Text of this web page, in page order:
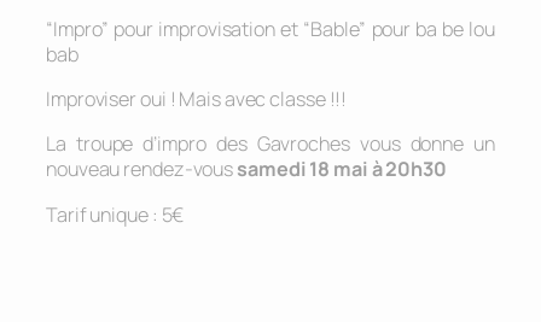
“Impro” pour improvisation et “Bable” pour ba be lou
bab
Improviser oui ! Mais avec classe !!!
La troupe d’impro des Gavroches vous donne un
nouveau rendez-voussamedi 18 mai à 20h30
Tarif unique : 5€